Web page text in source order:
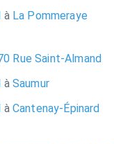
àLa Pommeraye
Rue Saint-Almand
àSaumur
àCantenay-Épinard